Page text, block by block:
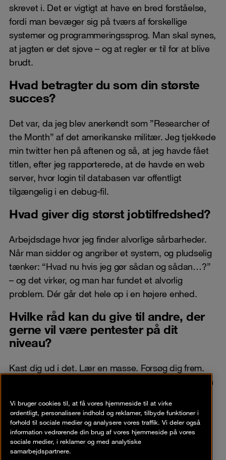
skrevet i. Det er vigtigt at have en bred forståelse,
fordi man bevæger sig på tværs af forskellige
systemer og programmeringssprog. Man skal synes,
at jagten er det sjove – og at regler er til for at blive
brudt.
Hvad betragter du som din største
succes?
Det var, da jeg blev anerkendt som ”Researcher of
the Month” af det amerikanske militær. Jeg tjekkede
min twitter hen på aftenen og så, at jeg havde fået
titlen, efter jeg rapporterede, at de havde en web
server, hvor login til databasen var offentligt
tilgængelig i en debug-fil.
Hvad giver dig størst jobtilfredshed?
Arbejdsdage hvor jeg finder alvorlige sårbarheder.
Når man sidder og angriber et system, og pludselig
tænker: “Hvad nu hvis jeg gør sådan og sådan…?”
– og det virker, og man har fundet et alvorlig
problem. Dér går det hele op i en højere enhed.
Hvilke råd kan du give til andre, der
gerne vil være pentester på dit
niveau?
Kast dig ud i det. Lær en masse. Forsøg dig frem.
Bliv ved med at holde dig opdateret, for der sker en
Vi bruger cookies til, at få vores hjemmeside til at virke
ordentligt, personalisere indhold og reklamer, tilbyde funktioner i
forhold til sociale medier og analysere vores traffik. Vi deler også
information vedrørende din brug af vores hjemmeside på vores
sociale medier, i reklamer og med analytiske
samarbejdspartnere.